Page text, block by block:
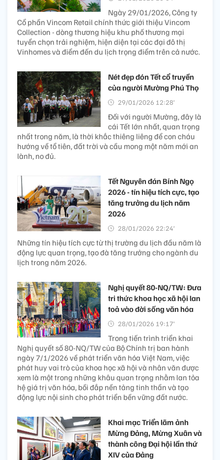
Ngày 29/01/2026, Công ty
Cổ phần Vincom Retail chính thức giới thiệu Vincom
Collection - dòng thương hiệu khu phố thương mại
tuyển chọn trải nghiệm, hiện diện tại các đại đô thị
Vinhomes và điểm đến du lịch trọng điểm trên cả nước.
Nét đẹp đón Tết cổ truyền
của người Mường Phú Thọ
29/01/2026 12:28’
Đối với người Mường, đây là
cái Tết lớn nhất, quan trọng
nhất trong năm, là thời khắc thiêng liêng để con cháu
hướng về tổ tiên, đất trời và cầu mong một năm mới an
lành, no đủ.
Tết Nguyên đán Bính Ngọ
2026 - tín hiệu tích cực, tạo
tăng trưởng du lịch năm
2026
28/01/2026 22:24’
Những tín hiệu tích cực từ thị trường du lịch đầu năm là
động lực quan trọng, tạo đà tăng trưởng cho ngành du
lịch trong năm 2026.
Nghị quyết 80-NQ/TW: Đưa
tri thức khoa học xã hội lan
toả vào đời sống văn hóa
28/01/2026 19:17’
Trong tiến trình triển khai
Nghị quyết số 80-NQ/TW của Bộ Chính trị ban hành
ngày 7/1/2026 về phát triển văn hóa Việt Nam, việc
phát huy vai trò của khoa học xã hội và nhân văn được
xem là một trong những khâu quan trọng nhằm lan tỏa
hệ giá trị văn hóa, bồi đắp nền tảng tinh thần và tạo
động lực nội sinh cho phát triển bền vững đất nước.
Khai mạc Triển lãm ảnh
Mừng Đảng, Mừng Xuân và
thành công Đại hội lần thứ
XIV của Đảng